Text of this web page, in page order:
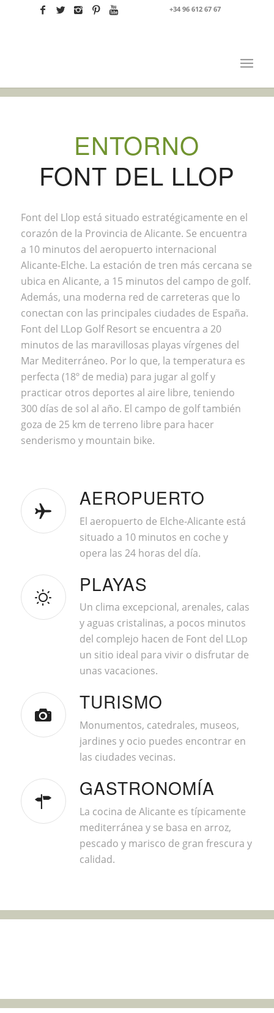
+34 96 612 67 67
ENTORNO
FONT DEL LLOP
Font del Llop está situado estratégicamente en el
corazón de la Provincia de Alicante. Se encuentra
a 10 minutos del aeropuerto internacional
Alicante-Elche. La estación de tren más cercana se
ubica en Alicante, a 15 minutos del campo de golf.
Además, una moderna red de carreteras que lo
conectan con las principales ciudades de España.
Font del LLop Golf Resort se encuentra a 20
minutos de las maravillosas playas vírgenes del
Mar Mediterráneo. Por lo que, la temperatura es
perfecta (18º de media) para jugar al golf y
practicar otros deportes al aire libre, teniendo
300 días de sol al año. El campo de golf también
goza de 25 km de terreno libre para hacer
senderismo y mountain bike.
AEROPUERTO
El aeropuerto de Elche-Alicante está
situado a 10 minutos en coche y
opera las 24 horas del día.
PLAYAS
Un clima excepcional, arenales, calas
y aguas cristalinas, a pocos minutos
del complejo hacen de Font del LLop
un sitio ideal para vivir o disfrutar de
unas vacaciones.
TURISMO
Monumentos, catedrales, museos,
jardines y ocio puedes encontrar en
las ciudades vecinas.
GASTRONOMÍA
La cocina de Alicante es típicamente
mediterránea y se basa en arroz,
pescado y marisco de gran frescura y
calidad.